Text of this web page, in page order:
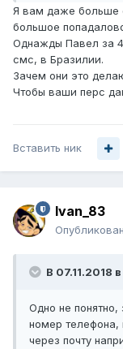
Я вам даже больше
большое
Однажды Павел за
смс, в Бразилии.
Зачем они это
Чтобы ваши перс
Вставить ник
Ivan_83
В 07.11.2018 в
Одно не
номер телефона,
через почту